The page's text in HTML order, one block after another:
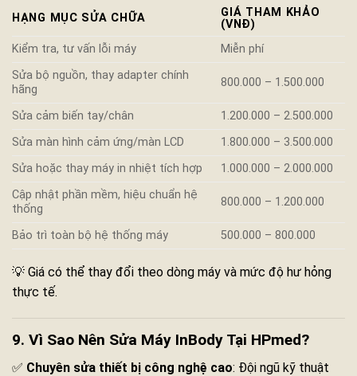
HẠNG MỤC SỬA CHỮA
GIÁ THAM KHẢO
(VNĐ)
Kiểm tra, tư vấn lỗi máy
Miễn phí
Sửa bộ nguồn, thay adapter chính
hãng
800.000 – 1.500.000
Sửa cảm biến tay/chân
1.200.000 – 2.500.000
Sửa màn hình cảm ứng/màn LCD
1.800.000 – 3.500.000
Sửa hoặc thay máy in nhiệt tích hợp
1.000.000 – 2.000.000
Cập nhật phần mềm, hiệu chuẩn hệ
thống
800.000 – 1.200.000
Bảo trì toàn bộ hệ thống máy 500.000 – 800.000
💡 Giá có thể thay đổi theo dòng máy và mức độ hư hỏng
thực tế.
9. Vì Sao Nên Sửa Máy InBody Tại HPmed?
✅ Chuyên sửa thiết bị công nghệ cao: Đội ngũ kỹ thuật